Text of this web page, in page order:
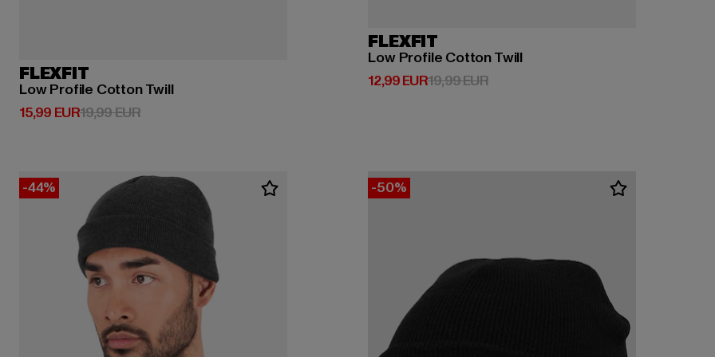
FLEXFIT
Low Profile Cotton Twill
15,99 EUR
Prix courant: 15,99 EUR
19,99 EURPrix en promotion: 19,99 EUR
FLEXFIT
Low Profile Cotton Twill
12,99 EUR
Prix courant: 12,99 EUR
19,99 EURPrix en promotion: 19,99 EUR
-44% -50%